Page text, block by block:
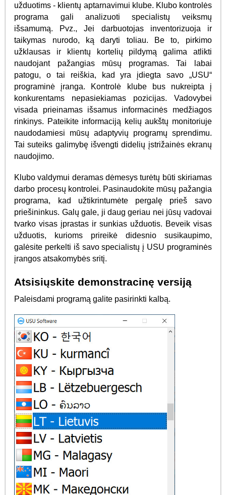
užduotims - klientų aptarnavimui klube. Klubo kontrolės
programa gali analizuoti specialistų veiksmų
išsamumą. Pvz., Jei darbuotojas inventorizuoja ir
taikymas nurodo, ką daryti toliau. Be to, pirkimo
užklausas ir klientų kortelių pildymą galima atlikti
naudojant pažangias mūsų programas. Tai labai
patogu, o tai reiškia, kad yra įdiegta savo „USU“
programinė įranga. Kontrolė klube bus nukreipta į
konkurentams nepasiekiamas pozicijas. Vadovybei
visada prieinamas išsamus informacinės medžiagos
rinkinys. Pateikite informaciją kelių aukštų monitoriuje
naudodamiesi mūsų adaptyvių programų sprendimu.
Tai suteiks galimybę išvengti didelių įstrižainės ekranų
naudojimo.
Klubo valdymui deramas dėmesys turėtų būti skiriamas
darbo procesų kontrolei. Pasinaudokite mūsų pažangia
programa, kad užtikrintumėte pergalę prieš savo
priešininkus. Galų gale, ji daug geriau nei jūsų vadovai
tvarko visas įprastas ir sunkias užduotis. Beveik visas
užduotis, kurioms prireikė didesnio susikaupimo,
galėsite perkelti iš savo specialistų į USU programinės
įrangos atsakomybės sritį.
Atsisiųskite demonstracinę versiją
Paleisdami programą galite pasirinkti kalbą.